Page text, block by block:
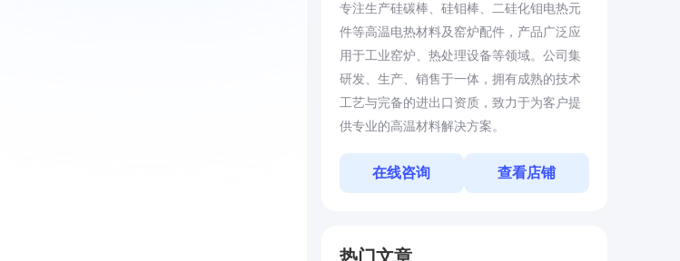
专注生产硅碳棒、硅钼棒、二硅化钼电热元
件等高温电热材料及窑炉配件，产品广泛应
用于工业窑炉、热处理设备等领域。公司集
研发、生产、销售于一体，拥有成熟的技术
工艺与完备的进出口资质，致力于为客户提
供专业的高温材料解决方案。
在线咨询 查看店铺
热门文章